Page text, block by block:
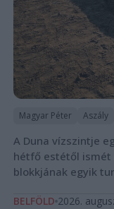
Magyar Péter Aszály
A Duna vízszintje
hétfő estétől ismét
blokkjának egyik
BELFÖLD 2026.